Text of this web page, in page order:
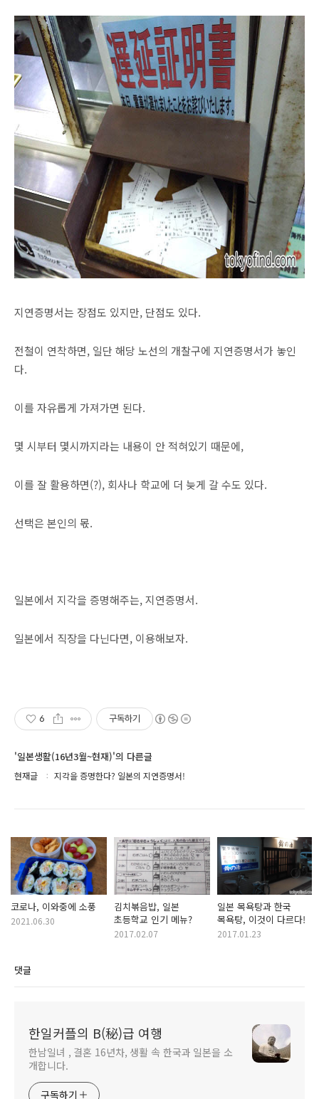
지연증명서는 장점도 있지만, 단점도 있다.
전철이 연착하면, 일단 해당 노선의 개찰구에 지연증명서가 놓인
다.
이를 자유롭게 가져가면 된다.
몇 시부터 몇시까지라는 내용이 안 적혀있기 때문에,
이를 잘 활용하면(?), 회사나 학교에 더 늦게 갈 수도 있다.
선택은 본인의 몫.
일본에서 지각을 증명해주는, 지연증명서.
일본에서 직장을 다닌다면, 이용해보자.
6 구독하기
'일본생활(16년3월~현재)'의 다른글
현재글 지각을 증명한다? 일본의 지연증명서!
코로나, 이와중에 소풍
2021.06.30
김치볶음밥, 일본
초등학교 인기 메뉴?
2017.02.07
일본 목욕탕과 한국
목욕탕, 이것이 다르다!
2017.01.23
댓글
한일커플의 B(秘)급 여행
한남일녀 , 결혼 16년차, 생활 속 한국과 일본을 소
개합니다.
구독하기